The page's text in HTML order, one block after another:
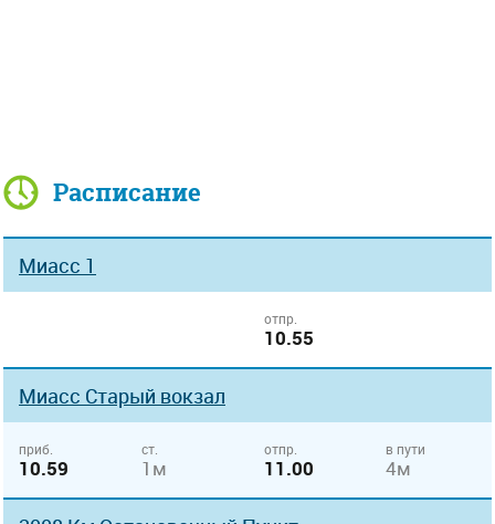
Расписание
Миасс 1
отпр.
10.55
Миасс Старый вокзал
приб.
10.59
ст.
1м
отпр.
11.00
в пути
4м